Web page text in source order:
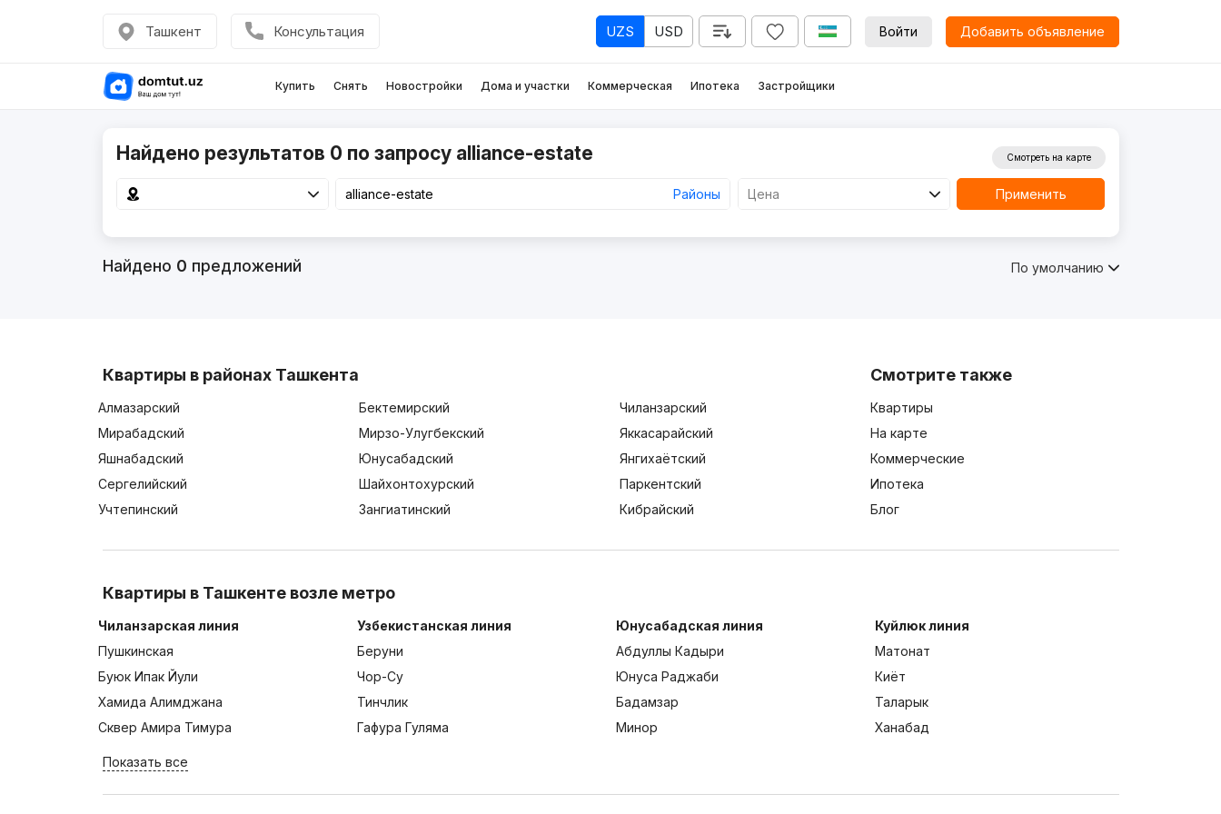
Ташкент Консультация UZS USD Войти Добавить объявление
Купить Снять Новостройки Дома и участки Коммерческая Ипотека Застройщики
Найдено результатов 0 по запросу alliance-estate
Районы Цена
Смотреть на карте
Применить
Найдено 0 предложений По умолчанию
Квартиры в районах Ташкента
Алмазарский Бектемирский
Чиланзарский
Мирабадский
Мирзо-Улугбекский
Яккасарайский
Яшнабадский
Юнусабадский
Янгихаётский
Сергелийский
Шайхонтохурский
Паркентский
Учтепинский
Зангиатинский Кибрайский
Смотрите также
Квартиры
На карте
Коммерческие
Ипотека
Блог
Квартиры в Ташкенте возле метро
Чиланзарская линия
Пушкинская
Буюк Ипак Йули
Хамида Алимджана
Сквер Амира Тимура
Узбекистанская линия
Беруни
Чор-Су
Тинчлик
Гафура Гуляма
Юнусабадская линия
Абдуллы Кадыри
Юнуса Раджаби
Бадамзар
Минор
Куйлюк линия
Матонат
Киёт
Таларык
Ханабад
Показать все